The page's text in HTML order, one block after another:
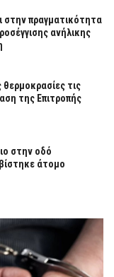
στην πραγματικότητα
ανήλικης
τις
της Επιτροπής
στην οδό
άτομο